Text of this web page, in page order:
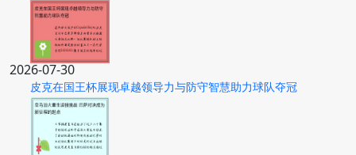
2026-07-30
皮克在国王杯展现卓越领导力与防守智慧助力球队夺冠